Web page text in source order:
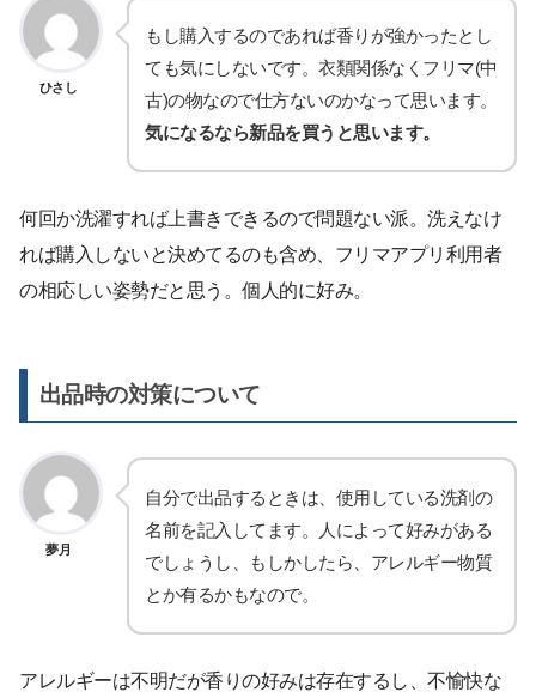
ひさし
もし購入するのであれば香りが強かったとし
ても気にしないです。衣類関係なくフリマ(中
古)の物なので仕方ないのかなって思います。
気になるなら新品を買うと思います。
何回か洗濯すれば上書きできるので問題ない派。洗えなけ
れば購入しないと決めてるのも含め、フリマアプリ利用者
の相応しい姿勢だと思う。個人的に好み。
出品時の対策について
夢月
自分で出品するときは、使用している洗剤の
名前を記入してます。人によって好みがある
でしょうし、もしかしたら、アレルギー物質
とか有るかもなので。
アレルギーは不明だが香りの好みは存在するし、不愉快な